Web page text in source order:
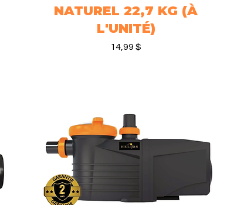
NATUREL 22,7 KG (À
L'UNITÉ)
Prix
14,99 $